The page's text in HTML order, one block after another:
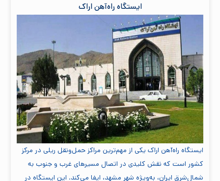
ایستگاه راه‌آهن اراک
ایستگاه راه‌آهن اراک یکی از مهم‌ترین مراکز حمل‌ونقل ریلی در مرکز
کشور است که نقش کلیدی در اتصال مسیرهای غرب و جنوب به
شمال‌شرق ایران، به‌ویژه شهر مشهد، ایفا می‌کند. این ایستگاه در